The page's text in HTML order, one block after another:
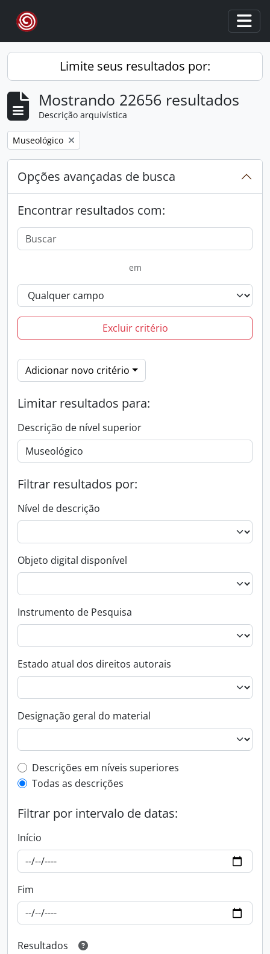
Skip to main content
Limite seus resultados por:
Mostrando 22656 resultados
Descrição arquivística
Remover filtro:
Museológico
Opções avançadas de busca
Encontrar resultados com:
em
Excluir critério
Adicionar novo critério
Limitar resultados para:
Descrição de nível superior
Filtrar resultados por:
Nível de descrição
Objeto digital disponível
Instrumento de Pesquisa
Estado atual dos direitos autorais
Designação geral do material
Filtro de descrição de nível superior
Descrições em níveis superiores
Todas as descrições
Filtrar por intervalo de datas:
Início
Fim
Resultados